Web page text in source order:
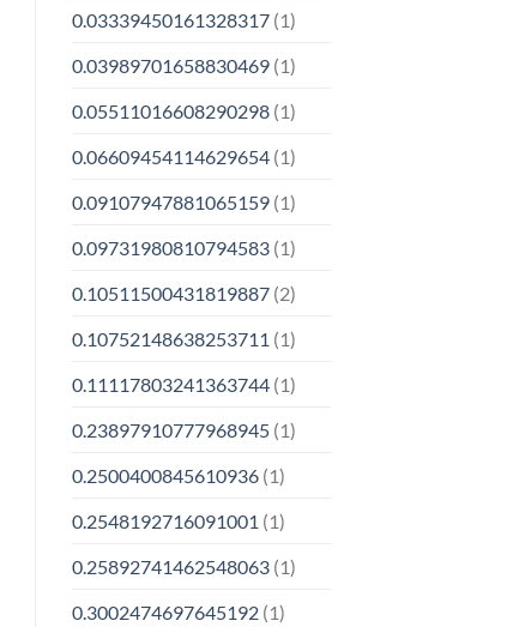
0.03339450161328317(1)
0.03989701658830469(1)
0.05511016608290298(1)
0.06609454114629654(1)
0.09107947881065159(1)
0.09731980810794583(1)
0.10511500431819887(2)
0.10752148638253711 (1)
0.11117803241363744(1)
0.23897910777968945(1)
0.2500400845610936(1)
0.2548192716091001 (1)
0.25892741462548063(1)
0.3002474697645192(1)